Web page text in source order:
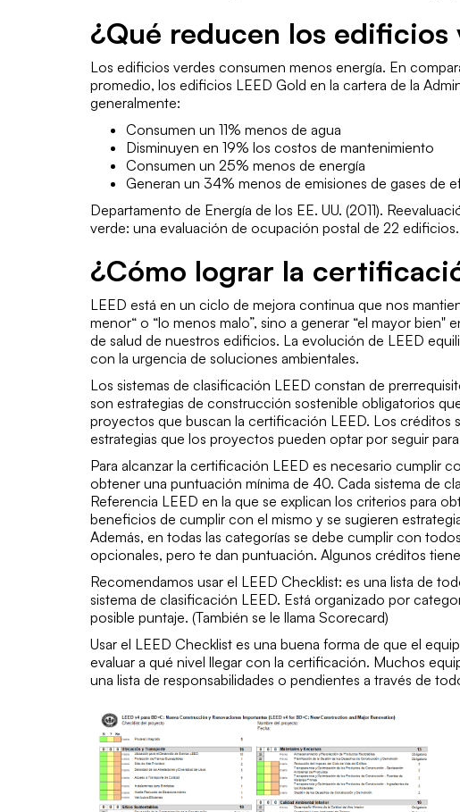
¿Qué reducen los edificios
Los edificios verdes consumen menos energía. En
promedio, los edificios LEED Gold en la cartera de la
generalmente:
Consumen un 11% menos de agua
Disminuyen en 19% los costos de mantenimiento
Consumen un 25% menos de energía
Generan un 34% menos de emisiones de gases de
Departamento de Energía de los EE. UU. (2011).
verde: una evaluación de ocupación postal de 22 edificios.
¿Cómo lograr la
LEED está en un ciclo de mejora continua que nos
menor“ o “lo menos malo”, sino a generar “el mayor bien"
de salud de nuestros edificios. La evolución de LEED
con la urgencia de soluciones ambientales.
Los sistemas de clasificación LEED constan de
son estrategias de construcción sostenible obligatorios
proyectos que buscan la certificación LEED. Los créditos
estrategias que los proyectos pueden optar por seguir
Para alcanzar la certificación LEED es necesario cumplir
obtener una puntuación mínima de 40. Cada sistema de
Referencia LEED en la que se explican los criterios para
beneficios de cumplir con el mismo y se sugieren
Además, en todas las categorías se debe cumplir con
opcionales, pero te dan puntuación. Algunos créditos
Recomendamos usar el LEED Checklist: es una lista de
sistema de clasificación LEED. Está organizado por
posible puntaje. (También se le llama Scorecard)
Usar el LEED Checklist es una buena forma de que el
evaluar a qué nivel llegar con la certificación. Muchos
una lista de responsabilidades o pendientes a través de